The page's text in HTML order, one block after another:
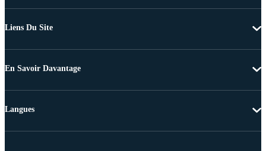
Liens Du Site
En Savoir Davantage
Langues